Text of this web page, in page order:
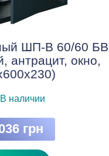
ШП-В 60/60 БВ
антрацит, окно,
В наличии
грн